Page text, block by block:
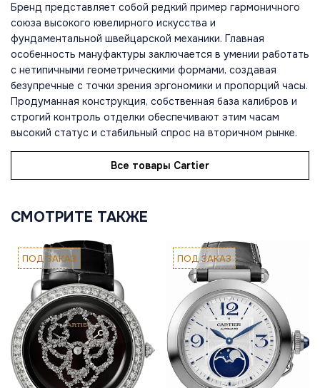
Бренд представляет собой редкий пример гармоничного
союза высокого ювелирного искусства и
фундаментальной швейцарской механики. Главная
особенность мануфактуры заключается в умении работать
с нетипичными геометрическими формами, создавая
безупречные с точки зрения эргономики и пропорций часы.
Продуманная конструкция, собственная база калибров и
строгий контроль отделки обеспечивают этим часам
высокий статус и стабильный спрос на вторичном рынке.
Все товары Cartier
СМОТРИТЕ ТАКЖЕ
ПОД ЗАКАЗ ПОД ЗАКАЗ